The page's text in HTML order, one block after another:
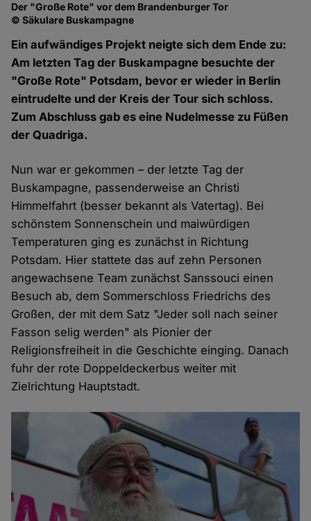
Der "Große Rote" vor dem Brandenburger Tor
© Säkulare Buskampagne
Ein aufwändiges Projekt neigte sich dem Ende zu:
Am letzten Tag der Buskampagne besuchte der
"Große Rote" Potsdam, bevor er wieder in Berlin
eintrudelte und der Kreis der Tour sich schloss.
Zum Abschluss gab es eine Nudelmesse zu Füßen
der Quadriga.
Nun war er gekommen – der letzte Tag der
Buskampagne, passenderweise an Christi
Himmelfahrt (besser bekannt als Vatertag). Bei
schönstem Sonnenschein und maiwürdigen
Temperaturen ging es zunächst in Richtung
Potsdam. Hier stattete das auf zehn Personen
angewachsene Team zunächst Sanssouci einen
Besuch ab, dem Sommerschloss Friedrichs des
Großen, der mit dem Satz "Jeder soll nach seiner
Fasson selig werden" als Pionier der
Religionsfreiheit in die Geschichte einging. Danach
fuhr der rote Doppeldeckerbus weiter mit
Zielrichtung Hauptstadt.